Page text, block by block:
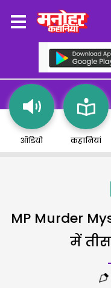
ऑडियो कहानियां
MP Murder
में